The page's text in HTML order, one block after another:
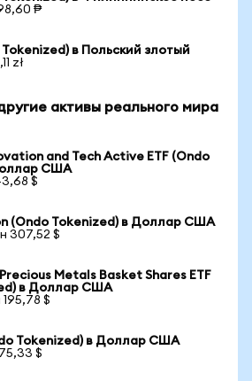
₱
Tokenized) в Польский злотый
zł
активы реального мира
and Tech Active ETF (Ondo
США
$
(Ondo Tokenized) в Доллар США
307,52 $
Metals Basket Shares ETF
в Доллар США
195,78 $
Tokenized) в Доллар США
$